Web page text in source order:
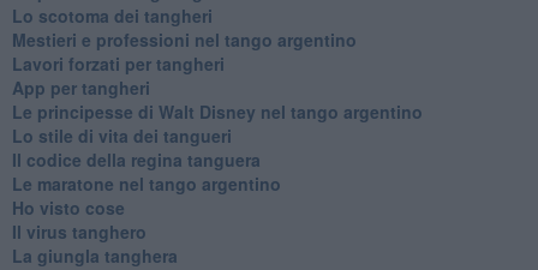
Lo scotoma dei tangheri
Mestieri e professioni nel tango argentino
Lavori forzati per tangheri
App per tangheri
Le principesse di Walt Disney nel tango argentino
Lo stile di vita dei tangueri
Il codice della regina tanguera
Le maratone nel tango argentino
Ho visto cose
Il virus tanghero
La giungla tanghera